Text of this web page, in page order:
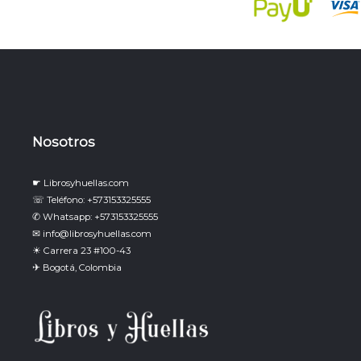
Nosotros
☛ Librosyhuellas.com
☏ Teléfono: +573153325555
✆ Whatsapp: +573153325555
✉ info@librosyhuellas.com
☀ Carrera 23 #100-43
✈ Bogotá, Colombia